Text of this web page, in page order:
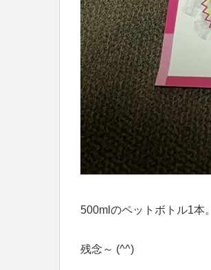
500mlのペットボトル1本。
残念～ (^^)